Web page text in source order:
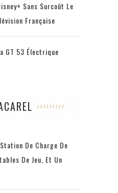
Sans Surcoût Le
Française
GT 53 Électrique
De Charge De
De Jeu, Et Un